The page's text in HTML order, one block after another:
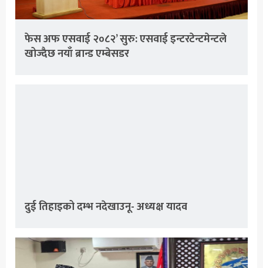
फेस अफ एसवाई २०८२’ सुरु: एसवाई इन्टरटेन्टमेन्टले
खोज्दैछ नयाँ ब्रान्ड एम्बेसडर
दुई तिहाइको दम्भ नदेखाउनू- अध्यक्ष यादव